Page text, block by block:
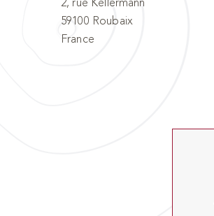
2, rue Kellermann
59100 Roubaix
France